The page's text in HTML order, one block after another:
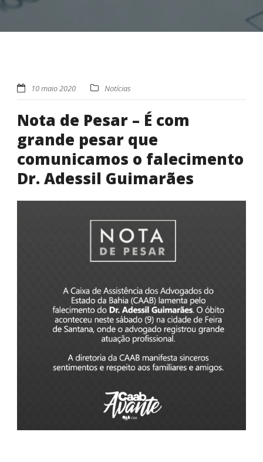
10 maio 2020 Notícias
Nota de Pesar – É com
grande pesar que
comunicamos o falecimento
Dr. Adessil Guimarães